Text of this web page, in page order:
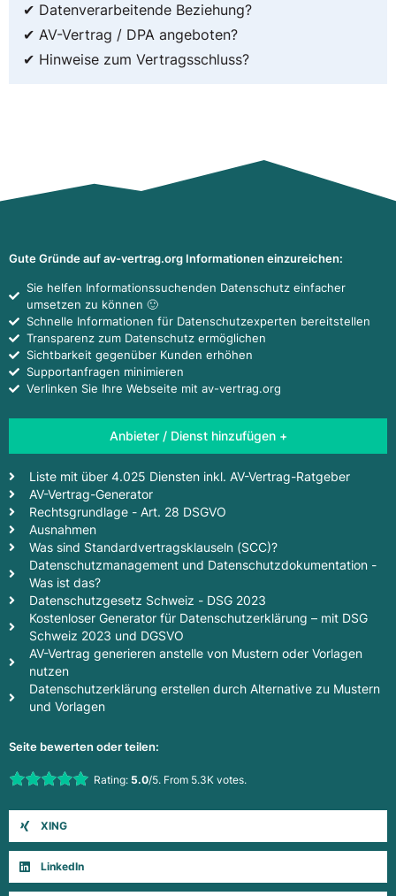
✔ Datenverarbeitende Beziehung?
✔ AV-Vertrag / DPA angeboten?
✔ Hinweise zum Vertragsschluss?
Gute Gründe auf av-vertrag.org Informationen einzureichen:
Sie helfen Informationssuchenden Datenschutz einfacher
umsetzen zu können 🙂
Schnelle Informationen für Datenschutzexperten bereitstellen
Transparenz zum Datenschutz ermöglichen
Sichtbarkeit gegenüber Kunden erhöhen
Supportanfragen minimieren
Verlinken Sie Ihre Webseite mit av-vertrag.org
Anbieter / Dienst hinzufügen +
Liste mit über 4.025 Diensten inkl. AV-Vertrag-Ratgeber
AV-Vertrag-Generator
Rechtsgrundlage - Art. 28 DSGVO
Ausnahmen
Was sind Standardvertragsklauseln (SCC)?
Datenschutzmanagement und Datenschutzdokumentation -
Was ist das?
Datenschutzgesetz Schweiz - DSG 2023
Kostenloser Generator für Datenschutzerklärung – mit DSG
Schweiz 2023 und DGSVO
AV-Vertrag generieren anstelle von Mustern oder Vorlagen
nutzen
Datenschutzerklärung erstellen durch Alternative zu Mustern
und Vorlagen
Seite bewerten oder teilen:
Rate this item:Rating: 5.0/5. From 5.3K votes.
XING
LinkedIn